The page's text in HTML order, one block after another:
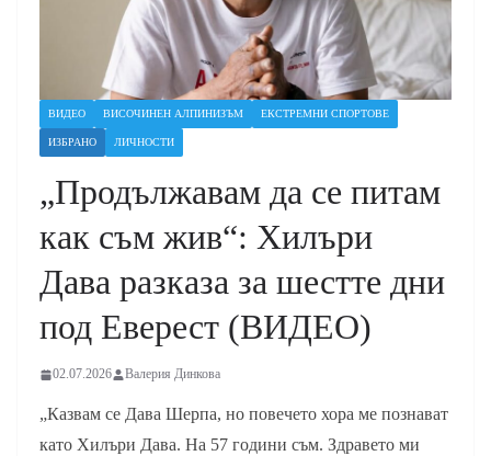
ВИДЕО ВИСОЧИНЕН АЛПИНИЗЪМ ЕКСТРЕМНИ СПОРТОВЕ
ИЗБРАНО ЛИЧНОСТИ
„Продължавам да се питам
как съм жив“: Хилъри
Дава разказа за шестте дни
под Еверест (ВИДЕО)
02.07.2026 Валерия Динкова
„Казвам се Дава Шерпа, но повечето хора ме познават
като Хилъри Дава. На 57 години съм. Здравето ми